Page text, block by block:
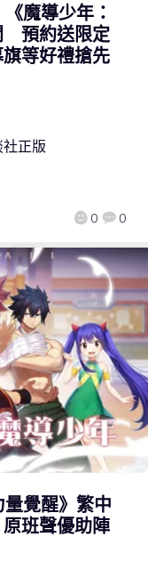
魔導少年：
預約送限定
等好禮搶先
0 0
正版
量覺醒》繁中
班聲優助陣